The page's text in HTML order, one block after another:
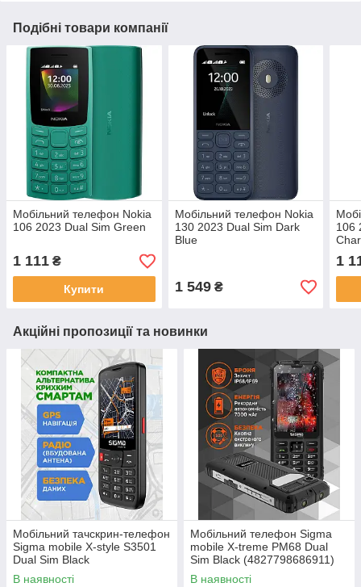
Подібні товари компанії
Мобільний телефон Nokia
106 2023 Dual Sim Green
1 111 ₴
Купити
Мобільний телефон Nokia
130 2023 Dual Sim Dark
Blue
1 549₴
106
1
Акційні пропозиції та новинки
Мобільний тачскрин-телефон
Sigma mobile X-style S3501
Dual Sim Black
(4827798345511)
В наявності
Мобільний телефон Sigma
mobile X-treme PM68 Dual
Sim Black (4827798686911)
В наявності